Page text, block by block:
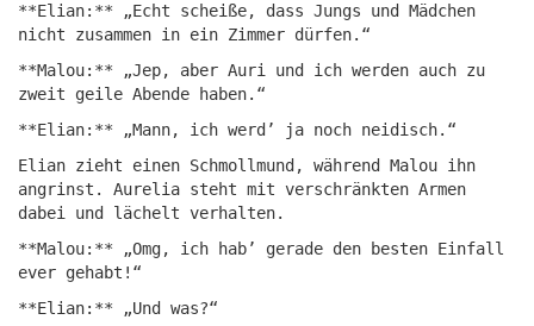
**Elian:** „Echt scheiße, dass Jungs und Mädchen
nicht zusammen in ein Zimmer dürfen.“
**Malou:** „Jep, aber Auri und ich werden auch zu
zweit geile Abende haben.“
**Elian:** „Mann, ich werd’ ja noch neidisch.“
Elian zieht einen Schmollmund, während Malou ihn
angrinst. Aurelia steht mit verschränkten Armen
dabei und lächelt verhalten.
**Malou:** „Omg, ich hab’ gerade den besten Einfall
ever gehabt!“
**Elian:** „Und was?“